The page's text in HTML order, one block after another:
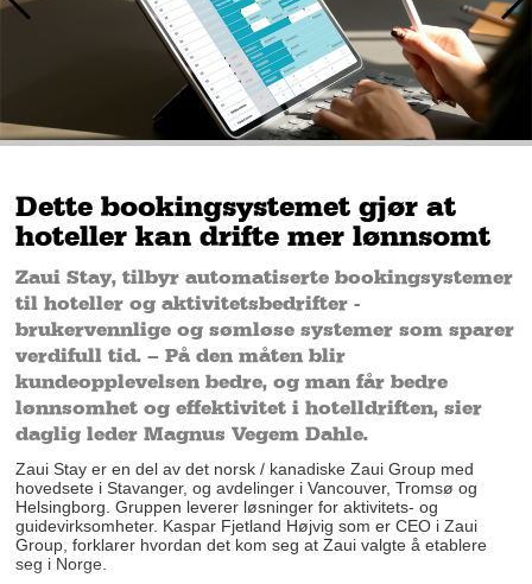
Dette bookingsystemet gjør at
hoteller kan drifte mer lønnsomt
Zaui Stay, tilbyr automatiserte bookingsystemer
til hoteller og aktivitetsbedrifter -
brukervennlige og sømløse systemer som sparer
verdifull tid. – På den måten blir
kundeopplevelsen bedre, og man får bedre
lønnsomhet og effektivitet i hotelldriften, sier
daglig leder Magnus Vegem Dahle.
Zaui Stay er en del av det norsk / kanadiske Zaui Group med
hovedsete i Stavanger, og avdelinger i Vancouver, Tromsø og
Helsingborg. Gruppen leverer løsninger for aktivitets- og
guidevirksomheter. Kaspar Fjetland Højvig som er CEO i Zaui
Group, forklarer hvordan det kom seg at Zaui valgte å etablere
seg i Norge.